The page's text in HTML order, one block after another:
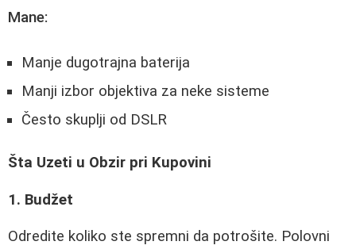
Mane:
Manje dugotrajna baterija
Manji izbor objektiva za neke sisteme
Često skuplji od DSLR
Šta Uzeti u Obzir pri Kupovini
1. Budžet
Odredite koliko ste spremni da potrošite. Polovni